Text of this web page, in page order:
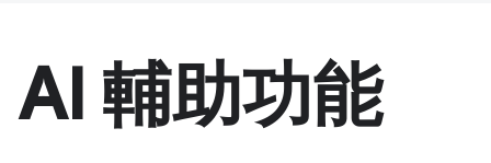
AI 輔助功能